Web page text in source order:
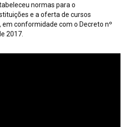
normas para o
e a oferta de cursos
em conformidade com o Decreto nº
2017.